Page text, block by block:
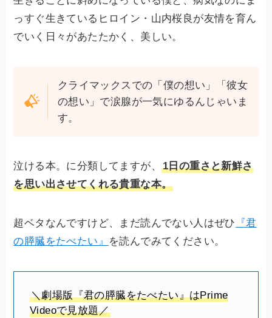
っすぐ生きているヒロイン・山内桜良が友情を育ん
でいく日々があたたかく、美しい。
クライマックスでの「僕の想い」「彼女
の想い」で涙腺が一気にゆるんじゃいま
す。
泣ける本。に分類してますが、1日の重さと新鮮さ
を思い出させてくれる貴重な本。
超ベタなんですけど、まだ読んでない人はぜひ 『君
の膵臓をたべたい』
を読んでみてください。
＼劇場版『君の膵臓をたべたい』はPrime
Videoで見放題／